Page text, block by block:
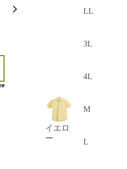
LL
3L
4L
イエロ
ー
M
L